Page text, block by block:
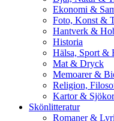
Ekonomi &
Foto, Konst &
Hantverk &
Historia
Hälsa, Sport &
Mat & Dryck
Memoarer &
Religion,
Kartor &
Skönlitteratur
Romaner &